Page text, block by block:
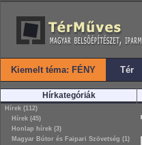
Kiemelt téma: FÉNY Tér
Hírkategóriák
Hírek (112)
Hírek (45)
Honlap hírek (3)
Magyar Bútor és Faipari Szövetség (1)